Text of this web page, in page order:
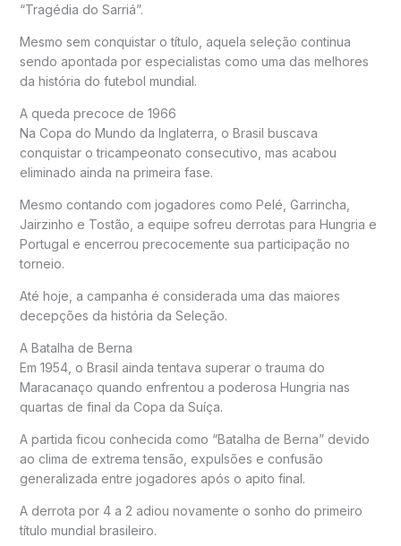
“Tragédia do Sarriá”.
Mesmo sem conquistar o título, aquela seleção continua
sendo apontada por especialistas como uma das melhores
da história do futebol mundial.
A queda precoce de 1966
Na Copa do Mundo da Inglaterra, o Brasil buscava
conquistar o tricampeonato consecutivo, mas acabou
eliminado ainda na primeira fase.
Mesmo contando com jogadores como Pelé, Garrincha,
Jairzinho e Tostão, a equipe sofreu derrotas para Hungria e
Portugal e encerrou precocemente sua participação no
torneio.
Até hoje, a campanha é considerada uma das maiores
decepções da história da Seleção.
A Batalha de Berna
Em 1954, o Brasil ainda tentava superar o trauma do
Maracanaço quando enfrentou a poderosa Hungria nas
quartas de final da Copa da Suíça.
A partida ficou conhecida como “Batalha de Berna” devido
ao clima de extrema tensão, expulsões e confusão
generalizada entre jogadores após o apito final.
A derrota por 4 a 2 adiou novamente o sonho do primeiro
título mundial brasileiro.